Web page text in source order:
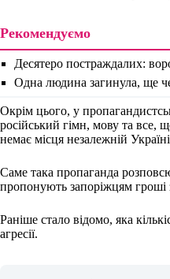
Рекомендуємо
Десятеро постраждалих:
Одна людина загинула, ще
Окрім цього, у
російський гімн, мову та все,
немає місця незалежній
Саме така пропаганда
пропонують запоріжцям гроші
Раніше стало відомо, яка
агресії.